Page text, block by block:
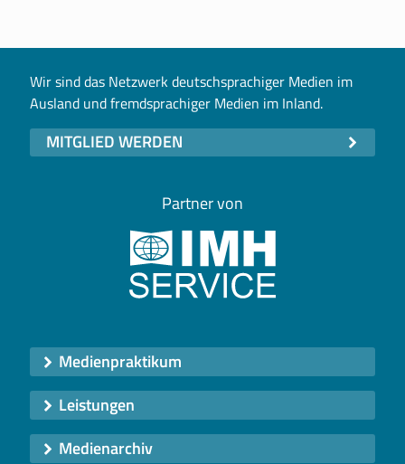
Wir sind das Netzwerk deutschsprachiger Medien im
Ausland und fremdsprachiger Medien im Inland.
MITGLIED WERDEN
Partner von
Medienpraktikum
Leistungen
Medienarchiv